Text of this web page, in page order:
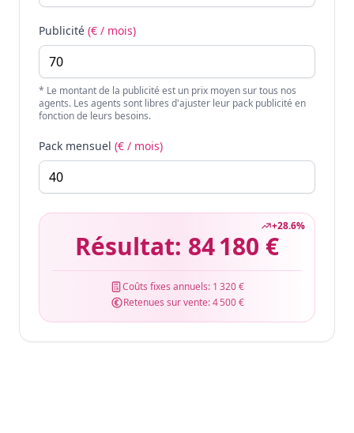
Publicité (€ / mois)
* Le montant de la publicité est un prix moyen sur tous nos
agents. Les agents sont libres d'ajuster leur pack publicité en
fonction de leurs besoins.
Pack mensuel (€ / mois)
+28.6%
Résultat: 84 180 €
Coûts fixes annuels: 1 320 €
Retenues sur vente:4 500 €